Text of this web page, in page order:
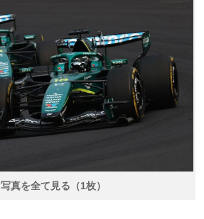
写真を全て見る（1枚）